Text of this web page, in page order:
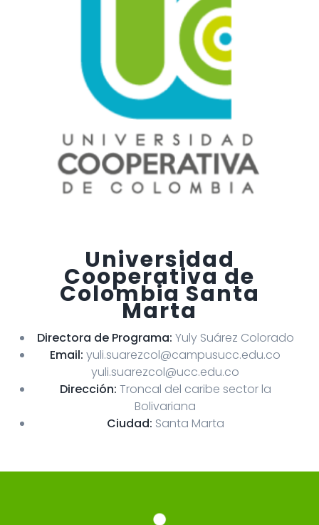
Universidad
Cooperativa de
Colombia Santa
Marta
Directora de Programa: Yuly Suárez Colorado
Email: yuli.suarezcol@campusucc.edu.co
yuli.suarezcol@ucc.edu.co
Dirección: Troncal del caribe sector la
Bolivariana
Ciudad: Santa Marta